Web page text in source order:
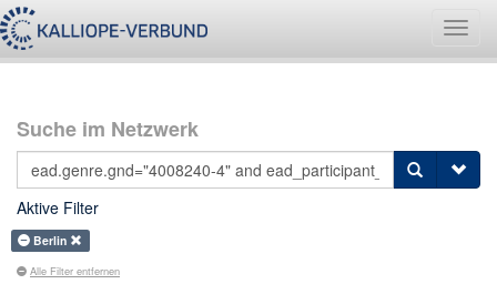
Suche im Netzwerk
Aktive Filter
Berlin
Alle Filter entfernen